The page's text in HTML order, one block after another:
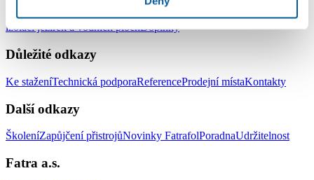
Střešní hydroizolační systémZemní hydroizolační systémSystém pro
izolaci jezírek a vodních plochDoplňky
Důležité odkazy
Ke staženíTechnická podporaReferenceProdejní místaKontakty
Další odkazy
ŠkoleníZapůjčení přistrojůNovinky FatrafolPoradnaUdržitelnost
Fatra a.s.